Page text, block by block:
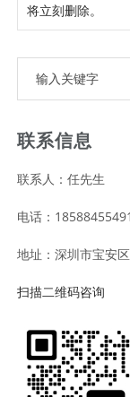
将立刻删除。
联系信息
联系人：任先生
电话：
地址：深圳市宝安
扫描二维码咨询